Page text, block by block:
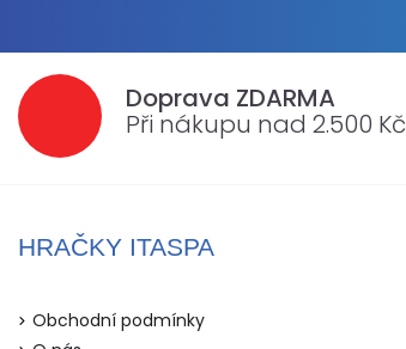
Doprava ZDARMA
Při nákupu nad 2.500 Kč
HRAČKY ITASPA
Obchodní podmínky